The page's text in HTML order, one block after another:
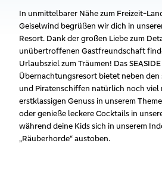
In unmittelbarer Nähe zum Freizeit-
Geiselwind begrüßen wir dich in
Resort. Dank der großen Liebe zum
unübertroffenen Gastfreundschaft
Urlaubsziel zum Träumen! Das
Übernachtungsresort bietet neben
und Piratenschiffen natürlich noch viel
erstklassigen Genuss in unserem
oder genieße leckere Cocktails in
während deine Kids sich in unserem
„Räuberhorde“ austoben.